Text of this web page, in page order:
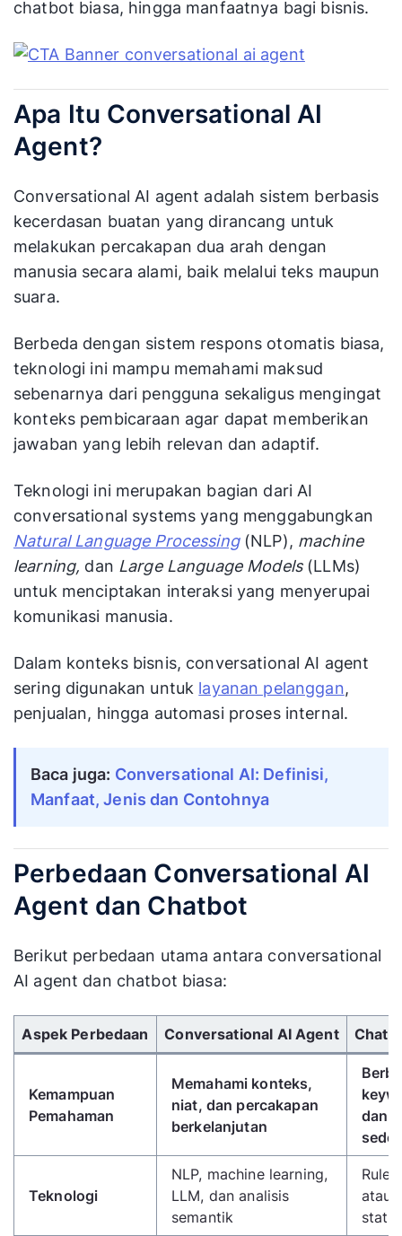
chatbot biasa, hingga manfaatnya bagi bisnis.
Apa Itu Conversational AI
Agent?
Conversational AI agent adalah sistem berbasis
kecerdasan buatan yang dirancang untuk
melakukan percakapan dua arah dengan
manusia secara alami, baik melalui teks maupun
suara.
Berbeda dengan sistem respons otomatis biasa,
teknologi ini mampu memahami maksud
sebenarnya dari pengguna sekaligus mengingat
konteks pembicaraan agar dapat memberikan
jawaban yang lebih relevan dan adaptif.
Teknologi ini merupakan bagian dari AI
conversational systems yang menggabungkan
Natural Language Processing(NLP), machine
learning, dan Large Language Models(LLMs)
untuk menciptakan interaksi yang menyerupai
komunikasi manusia.
Dalam konteks bisnis, conversational AI agent
sering digunakan untuk layanan pelanggan,
penjualan, hingga automasi proses internal.
Baca juga: Conversational AI: Definisi,
Manfaat, Jenis dan Contohnya
Perbedaan Conversational AI
Agent dan Chatbot
Berikut perbedaan utama antara conversational
AI agent dan chatbot biasa:
Gunakan tombol panah kiri/kanan untuk
Aspek Perbedaan Conversational AI Agent
Kemampuan
Pemahaman
Memahami konteks,
niat, dan percakapan
berkelanjutan
dan
Teknologi
NLP, machine learning,
LLM, dan analisis
semantik
Rule-
atau
statis